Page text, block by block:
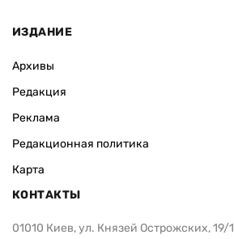
ИЗДАНИЕ
Архивы
Редакция
Реклама
Редакционная политика
Карта
КОНТАКТЫ
01010 Киев, ул. Князей Острожских, 19/1